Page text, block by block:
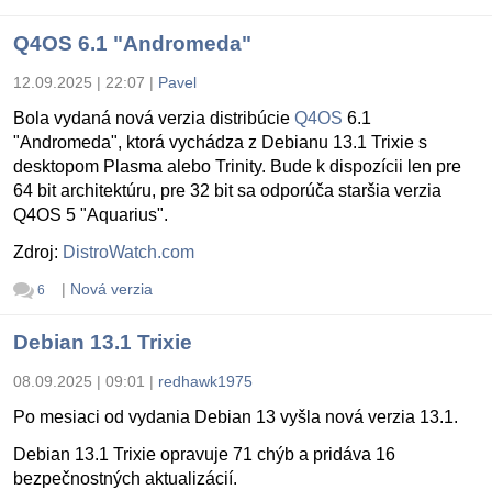
Q4OS 6.1 "Andromeda"
12.09.2025 | 22:07 | Pavel
Bola vydaná nová verzia distribúcie Q4OS 6.1
"Andromeda", ktorá vychádza z Debianu 13.1 Trixie s
desktopom Plasma alebo Trinity. Bude k dispozícii len pre
64 bit architektúru, pre 32 bit sa odporúča staršia verzia
Q4OS 5 "Aquarius".
Zdroj: DistroWatch.com
6 | Nová verzia
Debian 13.1 Trixie
08.09.2025 | 09:01 | redhawk1975
Po mesiaci od vydania Debian 13 vyšla nová verzia 13.1.
Debian 13.1 Trixie opravuje 71 chýb a pridáva 16
bezpečnostných aktualizácií.